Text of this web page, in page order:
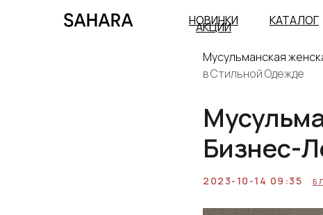
КАТАЛОГ
НОВИНКИ
АКЦИИ
Мусульманская
в Стильной Одежде
Бизнес-
2023-10-14 09:35